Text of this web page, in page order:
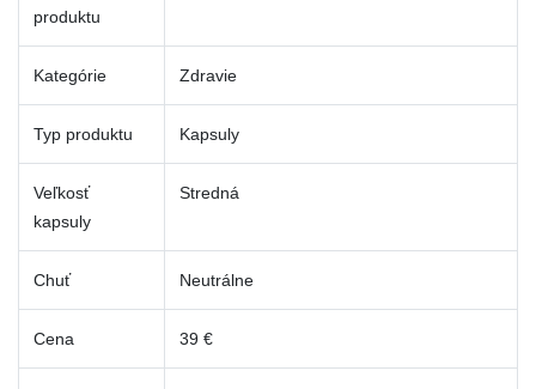
produktu
Kategórie Zdravie
Typ produktu Kapsuly
Veľkosť
kapsuly
Stredná
Chuť Neutrálne
Cena 39 €